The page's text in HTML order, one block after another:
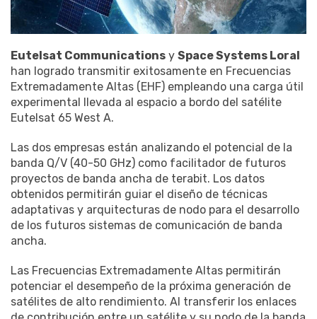
Eutelsat Communications y Space Systems Loral
han logrado transmitir exitosamente en Frecuencias
Extremadamente Altas (EHF) empleando una carga útil
experimental llevada al espacio a bordo del satélite
Eutelsat 65 West A.
Las dos empresas están analizando el potencial de la
banda Q/V (40-50 GHz) como facilitador de futuros
proyectos de banda ancha de terabit. Los datos
obtenidos permitirán guiar el diseño de técnicas
adaptativas y arquitecturas de nodo para el desarrollo
de los futuros sistemas de comunicación de banda
ancha.
Las Frecuencias Extremadamente Altas permitirán
potenciar el desempeño de la próxima generación de
satélites de alto rendimiento. Al transferir los enlaces